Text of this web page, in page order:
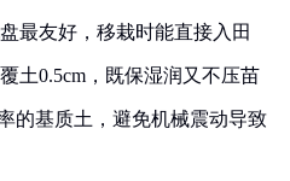
最友好，移栽时能直接入田
土0.5cm，既保湿润又不压苗
的基质土，避免机械震动导致